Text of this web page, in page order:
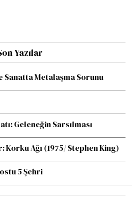
Yazılar
Sanatta Metalaşma Sorunu
Geleneğin Sarsılması
Ağı (1975/ Stephen King)
5 Şehri